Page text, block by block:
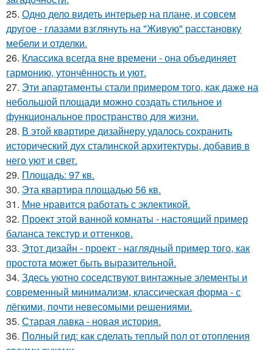
25. Одно дело видеть интерьер на плане, и совсем
другое - глазами взглянуть на "Живую" расстановку
мебели и отделки.
26. Классика всегда вне времени - она объединяет
гармонию, утончённость и уют.
27. Эти апартаменты стали примером того, как даже на
небольшой площади можно создать стильное и
функциональное пространство для жизни.
28. В этой квартире дизайнеру удалось сохранить
исторический дух сталинской архитектуры, добавив в
него уют и свет.
29. Площадь: 97 кв.
30. Эта квартира площадью 56 кв.
31. Мне нравится работать с эклектикой.
32. Проект этой ванной комнаты - настоящий пример
баланса текстур и оттенков.
33. Этот дизайн - проект - наглядный пример того, как
простота может быть выразительной.
34. Здесь уютно соседствуют винтажные элементы и
современный минимализм, классическая форма - с
лёгкими, почти невесомыми решениями.
35. Старая лавка - новая история.
36. Полный гид: как сделать теплый пол от отопления